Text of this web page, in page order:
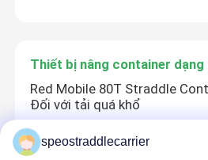
Thiết bị nâng container dạng
Red Mobile 80T Straddle
Đối với tải quá khổ
speostraddlecarrier